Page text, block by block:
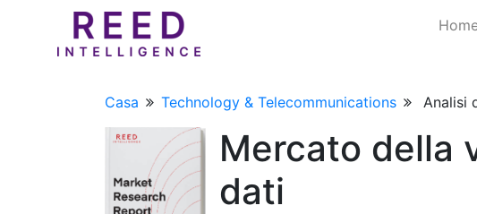
Casa Technology & Telecommunications Analisi
Mercato della
dati